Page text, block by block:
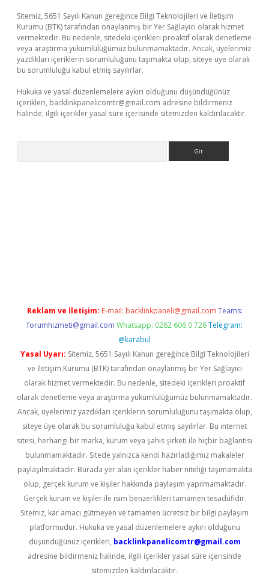
Sitemiz, 5651 Sayılı Kanun gereğince Bilgi Teknolojileri ve İletişim
Kurumu (BTK) tarafından onaylanmış bir Yer Sağlayıcı olarak hizmet
vermektedir. Bu nedenle, sitedeki içerikleri proaktif olarak denetleme
veya araştırma yükümlülüğümüz bulunmamaktadır. Ancak, üyelerimiz
yazdıkları içeriklerin sorumluluğunu taşımakta olup, siteye üye olarak
bu sorumluluğu kabul etmiş sayılırlar.
Hukuka ve yasal düzenlemelere aykırı olduğunu düşündüğünüz
içerikleri, backlinkpanelicomtr@gmail.com adresine bildirmeniz
halinde, ilgili içerikler yasal süre içerisinde sitemizden kaldırılacaktır.
Reklam ve İletişim: E-mail: backlinkpaneli@gmail.com Teams:
forumhizmeti@gmail.com Whatsapp: 0262 606 0 726 Telegram:
@karabul
Yasal Uyarı: Sitemiz, 5651 Sayılı Kanun gereğince Bilgi Teknolojileri
ve İletişim Kurumu (BTK) tarafından onaylanmış bir Yer Sağlayıcı
olarak hizmet vermektedir. Bu nedenle, sitedeki içerikleri proaktif
olarak denetleme veya araştırma yükümlülüğümüz bulunmamaktadır.
Ancak, üyelerimiz yazdıkları içeriklerin sorumluluğunu taşımakta olup,
siteye üye olarak bu sorumluluğu kabul etmiş sayılırlar. Bu internet
sitesi, herhangi bir marka, kurum veya şahıs şirketi ile hiçbir bağlantısı
bulunmamaktadır. Sitede yalnızca kendi hazırladığımız makaleler
paylaşılmaktadır. Burada yer alan içerikler haber niteliği taşımamakta
olup, gerçek kurum ve kişiler hakkında paylaşım yapılmamaktadır.
Gerçek kurum ve kişiler ile isim benzerlikleri tamamen tesadüfidir.
Sitemiz, kar amacı gütmeyen ve tamamen ücretsiz bir bilgi paylaşım
platformudur. Hukuka ve yasal düzenlemelere aykırı olduğunu
düşündüğünüz içerikleri, backlinkpanelicomtr@gmail.com
adresine bildirmeniz halinde, ilgili içerikler yasal süre içerisinde
sitemizden kaldırılacaktır.